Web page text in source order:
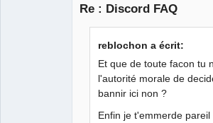
Re : Discord FAQ
reblochon a écrit:
Et que de toute facon tu
l'autorité morale de
bannir ici non ?
Enfin je t'emmerde pareil